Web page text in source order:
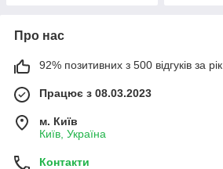
Про нас
92% позитивних з 500 відгуків за рік
Працює з 08.03.2023
м. Київ
Київ, Україна
Контакти